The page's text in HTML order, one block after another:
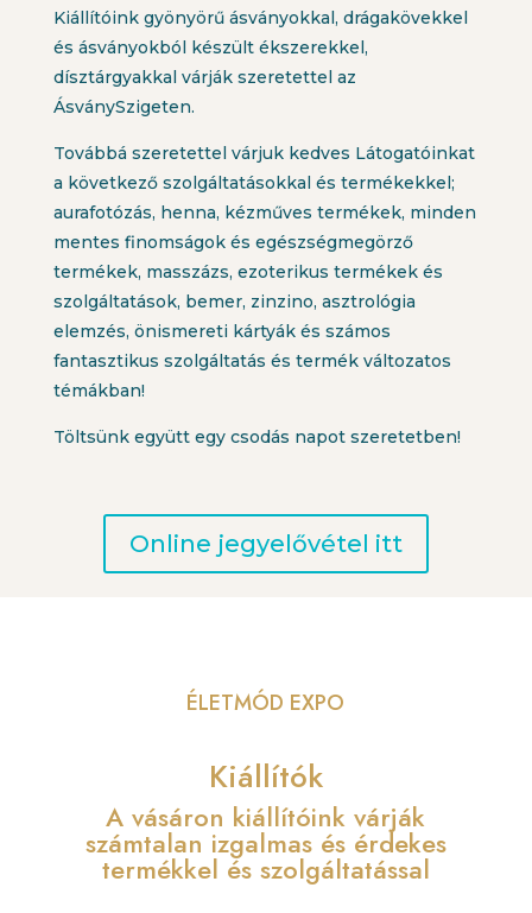
Kiállítóink gyönyörű ásványokkal, drágakövekkel
és ásványokból készült ékszerekkel,
dísztárgyakkal várják szeretettel az
ÁsványSzigeten.
Továbbá szeretettel várjuk kedves Látogatóinkat
a következő szolgáltatásokkal és termékekkel;
aurafotózás, henna, kézműves termékek, minden
mentes finomságok és egészségmegörző
termékek, masszázs, ezoterikus termékek és
szolgáltatások, bemer, zinzino, asztrológia
elemzés, önismereti kártyák és számos
fantasztikus szolgáltatás és termék változatos
témákban!
Töltsünk együtt egy csodás napot szeretetben!
Online jegyelővétel itt
ÉLETMÓD EXPO
Kiállítók
A vásáron kiállítóink várják
számtalan izgalmas és érdekes
termékkel és szolgáltatással